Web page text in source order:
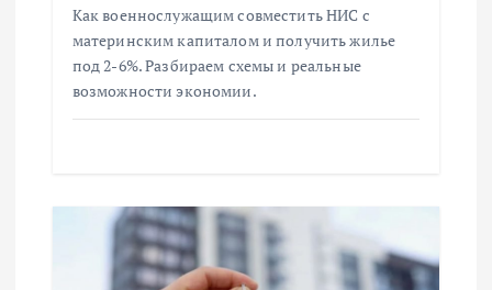
Как военнослужащим совместить НИС с
материнским капиталом и получить жилье
под 2-6%. Разбираем схемы и реальные
возможности экономии.